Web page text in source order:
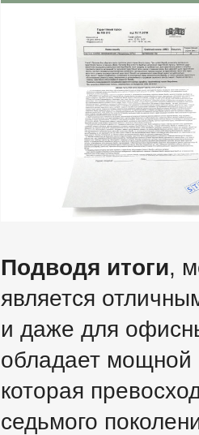
Подводя итоги,
является
и даже для
обладает мощной
которая
седьмого